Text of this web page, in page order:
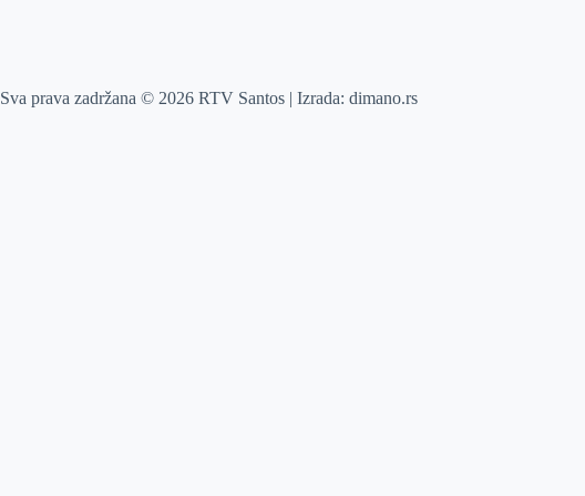
Sva prava zadržana © 2026 RTV Santos | Izrada:dimano.rs